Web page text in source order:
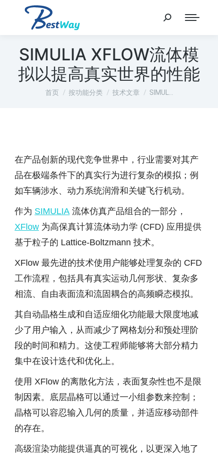
SIMULIA XFLOW流体模
拟以提高真实世界的性能
您在这里：
首页 按功能分类 技术文章 SIMUL…
在产品创新的现代竞争世界中，行业需要对其产
品在极端条件下的真实行为进行复杂的模拟；例
如车辆涉水、动力系统润滑和关键飞行机动。
作为 SIMULIA 流体仿真产品组合的一部分，
XFlow 为高保真计算流体动力学 (CFD) 应用提供
基于粒子的 Lattice-Boltzmann 技术。
XFlow 最先进的技术使用户能够处理复杂的 CFD
工作流程，包括具有真实运动几何形状、复杂多
相流、自由表面流和流固耦合的高频瞬态模拟。
其自动晶格生成和自适应细化功能最大限度地减
少了用户输入，从而减少了网格划分和预处理阶
段的时间和精力。这使工程师能够将大部分精力
集中在设计迭代和优化上。
使用 XFlow 的离散化方法，表面复杂性也不是限
制因素。底层晶格可以通过一小组参数来控制；
晶格可以容忍输入几何的质量，并适应移动部件
的存在。
高级渲染功能提供逼真的可视化，以更深入地了